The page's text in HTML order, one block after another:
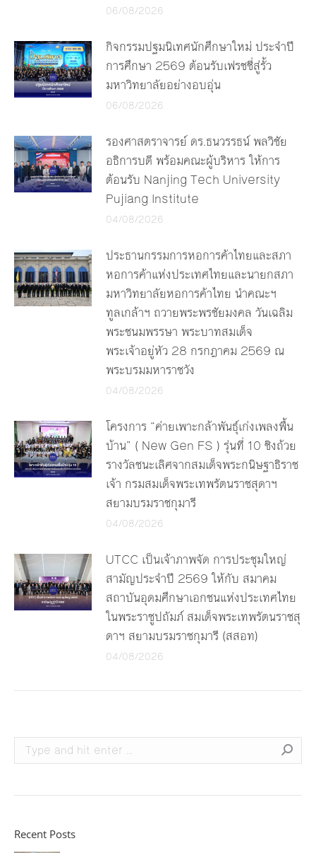
06/08/2026
กิจกรรมปฐมนิเทศนักศึกษาใหม่ ประจำปี
การศึกษา 2569 ต้อนรับเฟรชชี่สู่รั้ว
มหาวิทยาลัยอย่างอบอุ่น
06/08/2026
รองศาสตราจารย์ ดร.ธนวรรธน์ พลวิชัย
อธิการบดี พร้อมคณะผู้บริหาร ให้การ
ต้อนรับ Nanjing Tech University
Pujiang Institute
04/08/2026
ประธานกรรมการหอการค้าไทยและสภา
หอการค้าแห่งประเทศไทยและนายกสภา
มหาวิทยาลัยหอการค้าไทย นำคณะฯ
ทูลเกล้าฯ ถวายพระพรชัยมงคล วันเฉลิม
พระชนมพรรษา พระบาทสมเด็จ
พระเจ้าอยู่หัว 28 กรกฎาคม 2569 ณ
พระบรมมหาราชวัง
04/08/2026
โครงการ “ค่ายเพาะกล้าพันธุ์เก่งเพลงพื้น
บ้าน” ( New Gen FS ) รุ่นที่ 10 ชิงถ้วย
รางวัลชนะเลิศจากสมเด็จพระกนิษฐาธิราช
เจ้า กรมสมเด็จพระเทพรัตนราชสุดาฯ
สยามบรมราชกุมารี
04/08/2026
UTCC เป็นเจ้าภาพจัด การประชุมใหญ่
สามัญประจำปี 2569 ให้กับ สมาคม
สถาบันอุดมศึกษาเอกชนแห่งประเทศไทย
ในพระราชูปถัมภ์ สมเด็จพระเทพรัตนราชสุ
ดาฯ สยามบรมราชกุมารี (สสอท)
04/08/2026
Search:
Recent Posts